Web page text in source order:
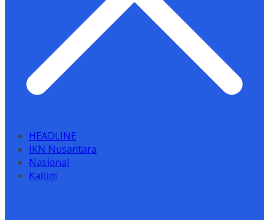
HEADLINE
IKN Nusantara
Nasional
Kaltim